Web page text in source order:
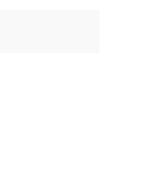
aus
"Chikn"-